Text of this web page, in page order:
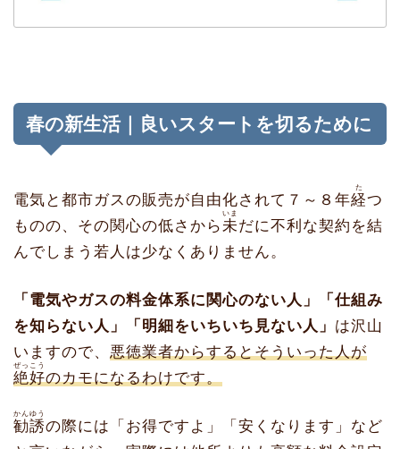
春の新生活｜良いスタートを切るために
電気と都市ガスの販売が自由化されて７～８年経
た
つ
ものの、その関心の低さから未
いま
だに不利な契約を結
んでしまう若人は少なくありません。
「電気やガスの料金体系に関心のない人」「仕組み
を知らない人」「明細をいちいち見ない人」 は沢山
いますので、 悪徳業者からするとそういった人が
絶好
ぜっこう
のカモになるわけです。
勧誘
かんゆう
の際には「お得ですよ」「安くなります」など